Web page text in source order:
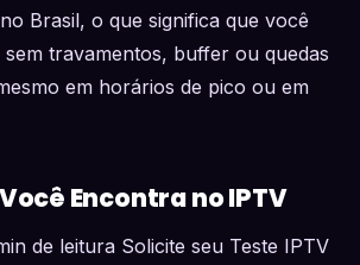
Brasil, o que significa que você
sem travamentos, buffer ou quedas
em horários de pico ou em
Encontra no IPTV
de leitura Solicite seu Teste IPTV